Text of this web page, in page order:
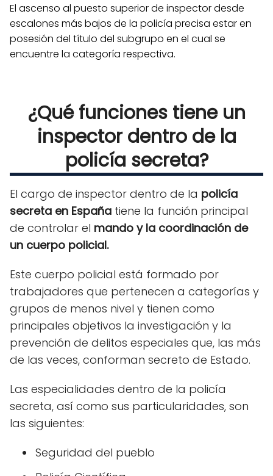
El ascenso al puesto superior de inspector desde
escalones más bajos de la policía precisa estar en
posesión del título del subgrupo en el cual se
encuentre la categoría respectiva.
¿Qué funciones tiene un
inspector dentro de la
policía secreta?
El cargo de inspector dentro de la policía
secreta en España tiene la función principal
de controlar el mando y la coordinación de
un cuerpo policial.
Este cuerpo policial está formado por
trabajadores que pertenecen a categorías y
grupos de menos nivel y tienen como
principales objetivos la investigación y la
prevención de delitos especiales que, las más
de las veces, conforman secreto de Estado.
Las especialidades dentro de la policía
secreta, así como sus particularidades, son
las siguientes:
Seguridad del pueblo